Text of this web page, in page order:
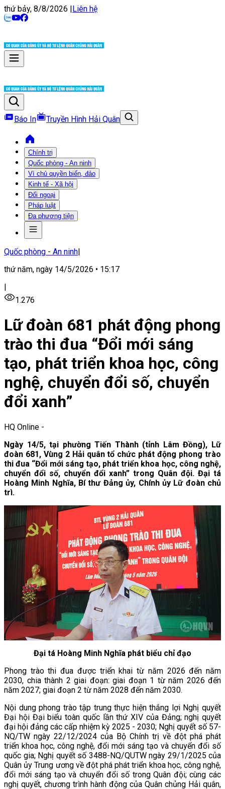
thứ bảy, 8/8/2026 |Liên hệ
Báo In Truyền Hình Hải Quân
Chính trị
Quốc phòng - An ninh
Vì chủ quyền biển, đảo
Kinh tế - Xã hội
Đối ngoại
Pháp luật
Đa phương tiện
Quốc phòng - An ninh|
thứ năm, ngày 14/5/2026 • 15:17
|
1.276
Lữ đoàn 681 phát động phong
trào thi đua “Đổi mới sáng
tạo, phát triển khoa học, công
nghệ, chuyển đổi số, chuyển
đổi xanh”
HQ Online -
Ngày 14/5, tại phường Tiến Thành (tỉnh Lâm Đồng), Lữ
đoàn 681, Vùng 2 Hải quân tổ chức phát động phong trào
thi đua “Đổi mới sáng tạo, phát triển khoa học, công nghệ,
chuyển đổi số, chuyển đổi xanh” trong Quân đội. Đại tá
Hoàng Minh Nghĩa, Bí thư Đảng ủy, Chính ủy Lữ đoàn chủ
trì.
Đại tá Hoàng Minh Nghĩa phát biểu chỉ đạo
Phong trào thi đua được triển khai từ năm 2026 đến năm
2030, chia thành 2 giai đoạn: giai đoạn 1 từ năm 2026 đến
năm 2027; giai đoạn 2 từ năm 2028 đến năm 2030.
Nội dung phong trào tập trung thực hiện thắng lợi Nghị quyết
Đại hội Đại biểu toàn quốc lần thứ XIV của Đảng; nghị quyết
đại hội đảng các cấp nhiệm kỳ 2025 - 2030; Nghị quyết số 57-
NQ/TW ngày 22/12/2024 của Bộ Chính trị về đột phá phát
triển khoa học, công nghệ, đổi mới sáng tạo và chuyển đổi số
quốc gia; Nghị quyết số 3488-NQ/QUTW ngày 29/1/2025 của
Quân ủy Trung ương về đột phá phát triển khoa học, công nghệ,
đổi mới sáng tạo và chuyển đổi số trong Quân đội; cùng các
nghị quyết, chương trình hành động của Quân chủng Hải quân,